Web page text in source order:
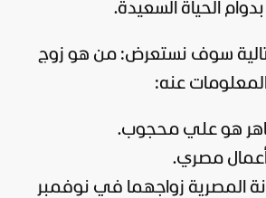
بدوام الحياة السعيدة.
سوف نستعرض: من هو زوج
المعلومات عنه:
هو علي محجوب.
مصري.
المصرية زواجهما في نوفمبر